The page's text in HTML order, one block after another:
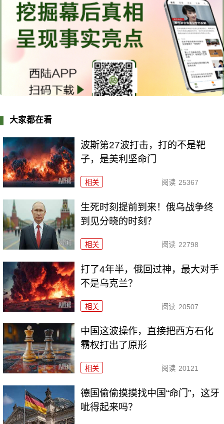
大家都在看
波斯第27波打击，打的不是靶
子，是美利坚命门
相关 阅读 25367
生死时刻提前到来！俄乌战争终
到见分晓的时刻？
相关 阅读 22798
打了4年半，俄回过神，最大对手
不是乌克兰？
相关 阅读 20507
中国这波操作，直接把西方石化
霸权打出了原形
相关 阅读 20121
德国偷偷摸摸找中国“命门”，这牙
呲得起来吗？